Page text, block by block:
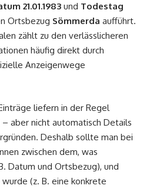
21.01.1983 und Todestag
Ortsbezug Sömmerda aufführt.
zählt zu den verlässlicheren
häufig direkt durch
Anzeigenwege
liefern in der Regel
aber nicht automatisch Details
Deshalb sollte man bei
zwischen dem, was
Datum und Ortsbezug), und
(z. B. eine konkrete